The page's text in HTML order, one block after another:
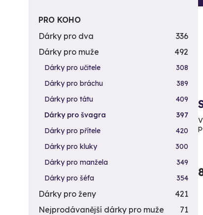
PRO KOHO
Dárky pro dva
336
Dárky pro muže
492
Dárky pro učitele
308
Dárky pro bráchu
389
Dárky pro tátu
409
Dárky pro švagra
397
Dárky pro přítele
420
Dárky pro kluky
300
Dárky pro manžela
349
Dárky pro šéfa
354
Dárky pro ženy
421
Nejprodávanější dárky pro muže
71